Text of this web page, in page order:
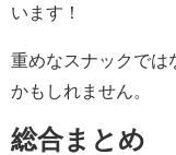
います！
重めなスナックでは
かもしれません。
総合まとめ